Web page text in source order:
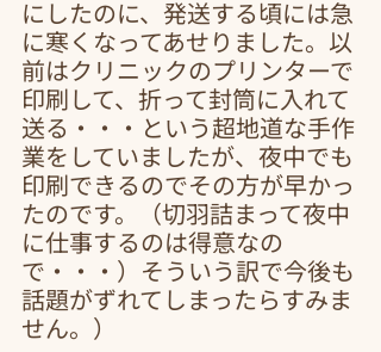
にしたのに、発送する頃には急
に寒くなってあせりました。以
前はクリニックのプリンターで
印刷して、折って封筒に入れて
送る・・・という超地道な手作
業をしていましたが、夜中でも
印刷できるのでその方が早かっ
たのです。（切羽詰まって夜中
に仕事するのは得意なの
で・・・）そういう訳で今後も
話題がずれてしまったらすみま
せん。）